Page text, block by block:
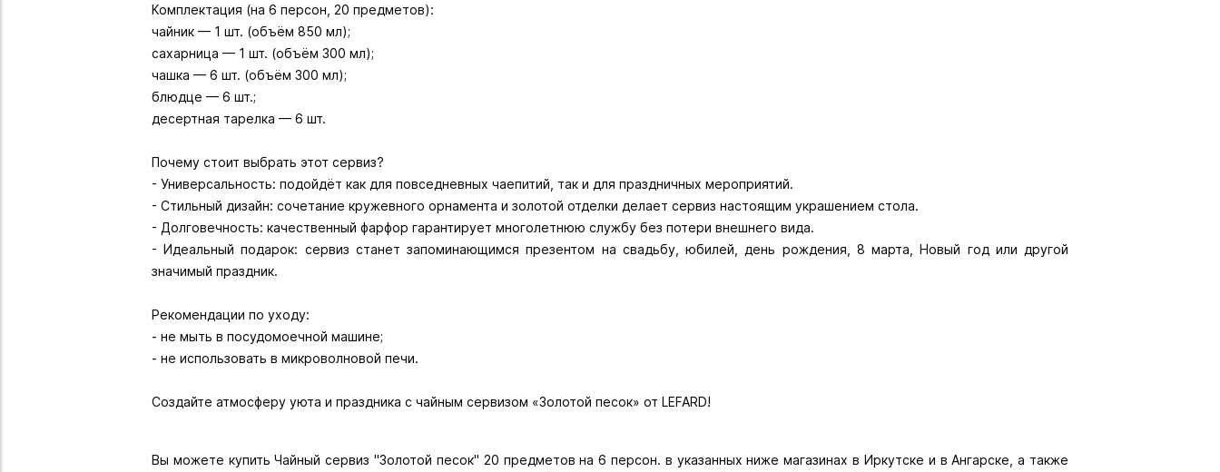
Комплектация (на 6 персон, 20 предметов):
чайник — 1 шт. (объём 850 мл);
сахарница — 1 шт. (объём 300 мл);
чашка — 6 шт. (объём 300 мл);
блюдце — 6 шт.;
десертная тарелка — 6 шт.
Почему стоит выбрать этот сервиз?
- Универсальность: подойдёт как для повседневных чаепитий, так и для праздничных мероприятий.
- Стильный дизайн: сочетание кружевного орнамента и золотой отделки делает сервиз настоящим украшением стола.
- Долговечность: качественный фарфор гарантирует многолетнюю службу без потери внешнего вида.
- Идеальный подарок: сервиз станет запоминающимся презентом на свадьбу, юбилей, день рождения, 8 марта, Новый год или другой
значимый праздник.
Рекомендации по уходу:
- не мыть в посудомоечной машине;
- не использовать в микроволновой печи.
Создайте атмосферу уюта и праздника с чайным сервизом «Золотой песок» от LEFARD!
Вы можете купить Чайный сервиз "Золотой песок" 20 предметов на 6 персон. в указанных ниже магазинах в Иркутске и в Ангарске, а также